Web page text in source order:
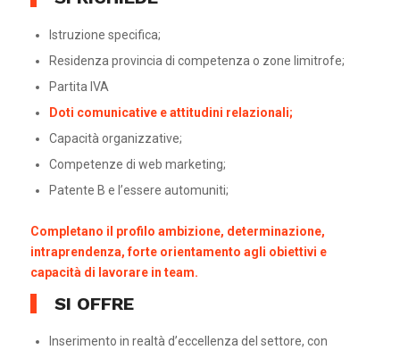
Istruzione specifica;
Residenza provincia di competenza o zone limitrofe;
Partita IVA
Doti comunicative e attitudini relazionali;
Capacità organizzative;
Competenze di web marketing;
Patente B e l’essere automuniti;
Completano il profilo ambizione, determinazione,
intraprendenza, forte orientamento agli obiettivi e
capacità di lavorare in team.
SI OFFRE
Inserimento in realtà d’eccellenza del settore, con